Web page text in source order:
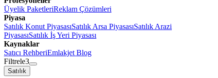
Üyelik PaketleriReklam Çözümleri
Piyasa
Satılık Konut PiyasasıSatılık Arsa PiyasasıSatılık Arazi
PiyasasıSatılık İş Yeri Piyasası
Kaynaklar
Satıcı RehberiEmlakjet Blog
Filtrele3
Satılık